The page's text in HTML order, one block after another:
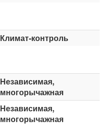
Климат-контроль
Независимая,
многорычажная
Независимая,
многорычажная